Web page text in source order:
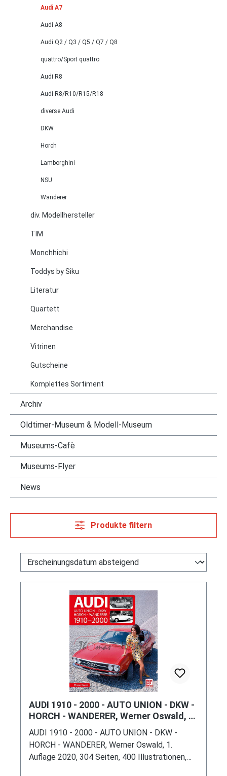
Audi A7
Audi A8
Audi Q2 / Q3 / Q5 / Q7 / Q8
quattro/Sport quattro
Audi R8
Audi R8/R10/R15/R18
diverse Audi
DKW
Horch
Lamborghini
NSU
Wanderer
div. Modellhersteller
TIM
Monchhichi
Toddys by Siku
Literatur
Quartett
Merchandise
Vitrinen
Gutscheine
Komplettes Sortiment
Archiv
Oldtimer-Museum & Modell-Museum
Museums-Cafè
Museums-Flyer
News
Produkte filtern
AUDI 1910 - 2000 - AUTO UNION - DKW -
HORCH - WANDERER, Werner Oswald, 1.
Auflage 2020, Motorbuch Verlag
AUDI 1910 - 2000 - AUTO UNION - DKW -
HORCH - WANDERER, Werner Oswald, 1.
Auflage 2020, 304 Seiten, 400 Illustrationen,